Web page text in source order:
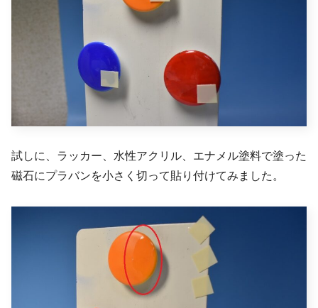
試しに、ラッカー、水性アクリル、エナメル塗料で塗った
磁石にプラバンを小さく切って貼り付けてみました。